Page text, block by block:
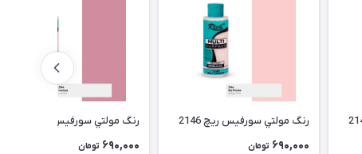
رنگ مولتي سورفیس ریچ 2146
690,000 تومان
رنگ مولتي سورفیس ریچ 2144
690,000 تومان